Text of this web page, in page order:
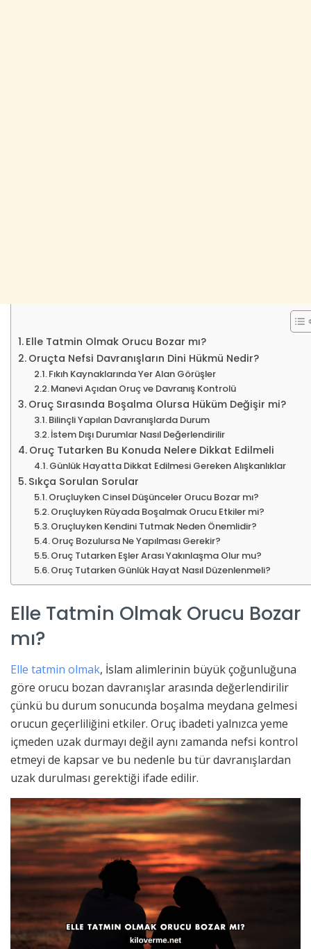
Elle Tatmin Olmak Orucu Bozar mı?
Oruçta Nefsi Davranışların Dini Hükmü Nedir?
Fıkıh Kaynaklarında Yer Alan Görüşler
Manevi Açıdan Oruç ve Davranış Kontrolü
Oruç Sırasında Boşalma Olursa Hüküm Değişir mi?
Bilinçli Yapılan Davranışlarda Durum
İstem Dışı Durumlar Nasıl Değerlendirilir
Oruç Tutarken Bu Konuda Nelere Dikkat Edilmeli
Günlük Hayatta Dikkat Edilmesi Gereken Alışkanlıklar
Sıkça Sorulan Sorular
Oruçluyken Cinsel Düşünceler Orucu Bozar mı?
Oruçluyken Rüyada Boşalmak Orucu Etkiler mi?
Oruçluyken Kendini Tutmak Neden Önemlidir?
Oruç Bozulursa Ne Yapılması Gerekir?
Oruç Tutarken Eşler Arası Yakınlaşma Olur mu?
Oruç Tutarken Günlük Hayat Nasıl Düzenlenmeli?
Elle Tatmin Olmak Orucu Bozar
mı?
Elle tatmin olmak, İslam alimlerinin büyük çoğunluğuna
göre orucu bozan davranışlar arasında değerlendirilir
çünkü bu durum sonucunda boşalma meydana gelmesi
orucun geçerliliğini etkiler. Oruç ibadeti yalnızca yeme
içmeden uzak durmayı değil aynı zamanda nefsi kontrol
etmeyi de kapsar ve bu nedenle bu tür davranışlardan
uzak durulması gerektiği ifade edilir.